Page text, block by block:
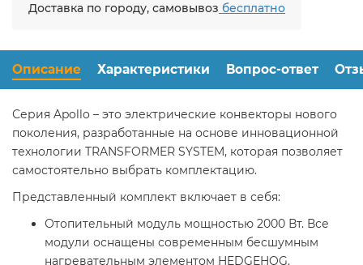
Доставка по городу, самовывоз бесплатно
Описание Характеристики Вопрос-ответ
Серия Apollo – это электрические конвекторы нового
поколения, разработанные на основе инновационной
технологии TRANSFORMER SYSTEM, которая позволяет
самостоятельно выбрать комплектацию.
Представленный комплект включает в себя:
Отопительный модуль мощностью 2000 Вт. Все
модули оснащены современным бесшумным
нагревательным элементом HEDGEHOG.